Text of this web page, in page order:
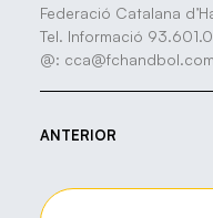
Federació Catalana
Tel. Informació
@: cca@fchandbol.com
ANTERIOR